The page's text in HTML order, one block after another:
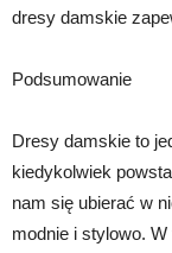
dresy damskie
Podsumowanie
Dresy damskie to
kiedykolwiek
nam się ubierać w
modnie i stylowo.